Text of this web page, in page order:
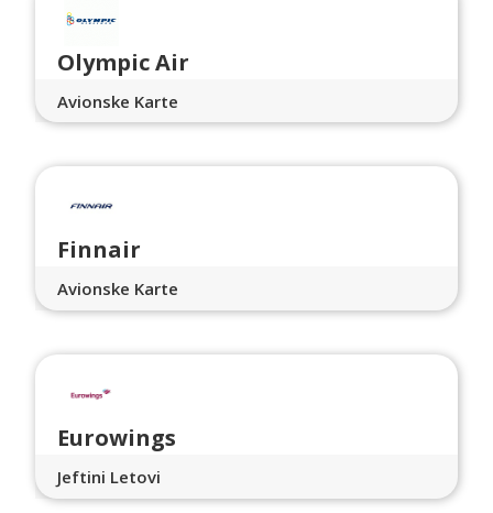
Olympic Air
Avionske Karte
Finnair
Avionske Karte
Eurowings
Jeftini Letovi